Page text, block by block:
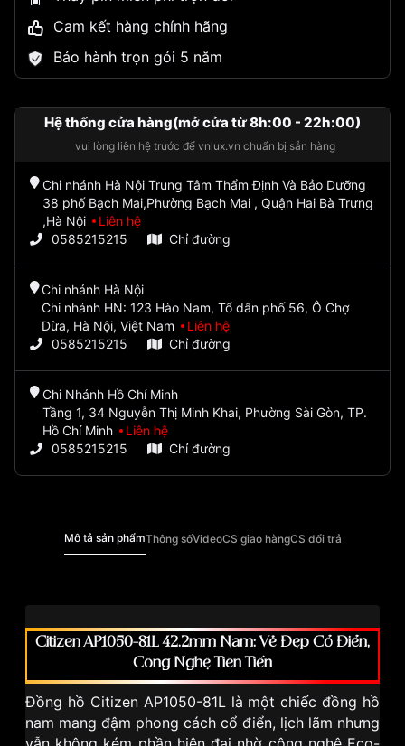
Cam kết hàng chính hãng
Bảo hành trọn gói 5 năm
Hệ thống cửa hàng(mở cửa từ 8h:00 - 22h:00)
vui lòng liên hệ trước để vnlux.vn chuẩn bị sẵn hàng
Chi nhánh Hà Nội Trung Tâm Thẩm Định Và Bảo Dưỡng
38 phố Bạch Mai,Phường Bạch Mai , Quận Hai Bà Trưng
,Hà Nội
Liên hệ
0585215215
Chỉ đường
Chi nhánh Hà Nội
Chi nhánh HN: 123 Hào Nam, Tổ dân phố 56, Ô Chợ
Dừa, Hà Nội, Việt Nam
Liên hệ
0585215215
Chỉ đường
Chi Nhánh Hồ Chí Minh
Tầng 1, 34 Nguyễn Thị Minh Khai, Phường Sài Gòn, TP.
Hồ Chí Minh
Liên hệ
0585215215
Chỉ đường
Mô tả sản phẩmThông sốVideoCS giao hàngCS đổi trả
Citizen AP1050-81L 42.2mm Nam: Vẻ Đẹp Cổ Điển,
Công Nghệ Tiên Tiến
Đồng hồ Citizen AP1050-81Llà một chiếc đồng hồ
nam mang đậm phong cách cổ điển, lịch lãm nhưng